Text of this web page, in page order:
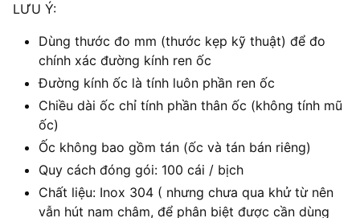
LƯU Ý:
Dùng thước đo mm (thước kẹp kỹ thuật) để đo
chính xác đường kính ren ốc
Đường kính ốc là tính luôn phần ren ốc
Chiều dài ốc chỉ tính phần thân ốc (không tính mũ
ốc)
Ốc không bao gồm tán (ốc và tán bán riêng)
Quy cách đóng gói: 100 cái / bịch
Chất liệu: Inox 304 ( nhưng chưa qua khử từ nên
vẫn hút nam châm, để phân biệt được cần dùng